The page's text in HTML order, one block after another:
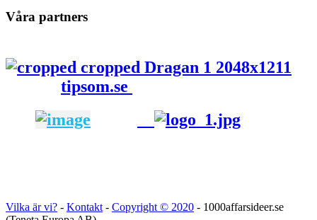
Våra partners
tipsom.se
Vilka är vi? - Kontakt - Copyright © 2020 - 1000affarsideer.se